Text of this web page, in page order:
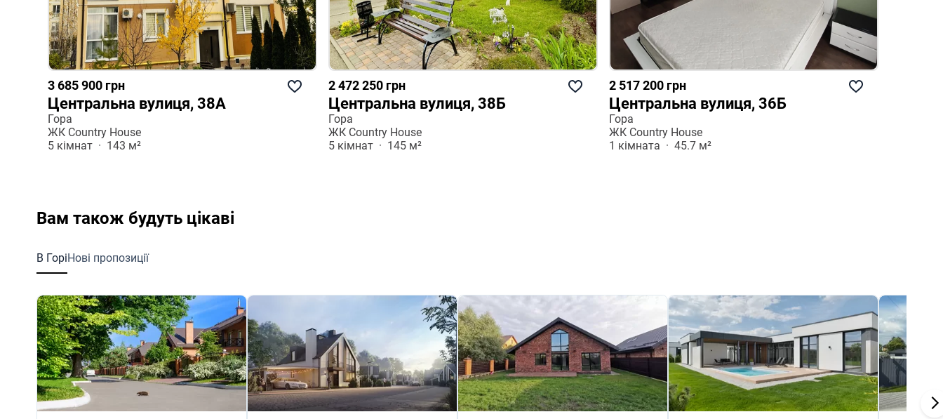
3 685 900 грн
Центральна вулиця, 38А
Гора
ЖК Country House
5 кімнат  ·  143 м²
2 472 250 грн
Центральна вулиця, 38Б
Гора
ЖК Country House
5 кімнат  ·  145 м²
2 517 200 грн
Центральна вулиця, 36Б
Гора
ЖК Country House
1 кімната  ·  45.7 м²
Вам також будуть цікаві
В ГоріНові пропозиції